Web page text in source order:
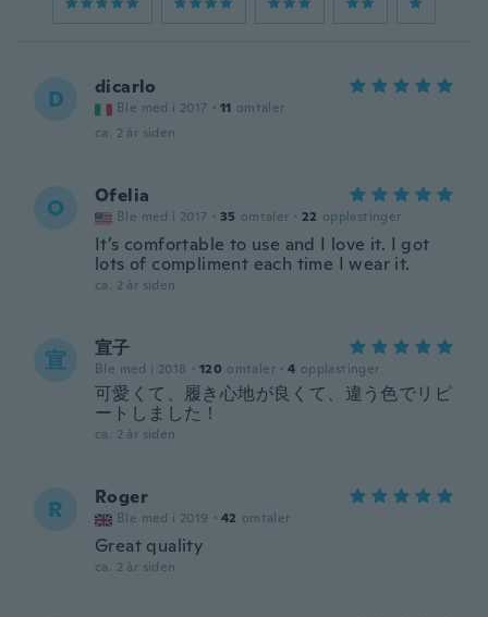
D dicarlo
Ble med i 2017 · 11 omtaler
ca. 2 år siden
O Ofelia
Ble med i 2017 · 35 omtaler · 22 opplastinger
It’s comfortable to use and I love it. I got
lots of compliment each time I wear it.
ca. 2 år siden
宣 宣子
Ble med i 2018 · 120 omtaler · 4 opplastinger
可愛くて、履き心地が良くて、違う色でリピ
ートしました！
ca. 2 år siden
R Roger
Ble med i 2019 · 42 omtaler
Great quality
ca. 2 år siden